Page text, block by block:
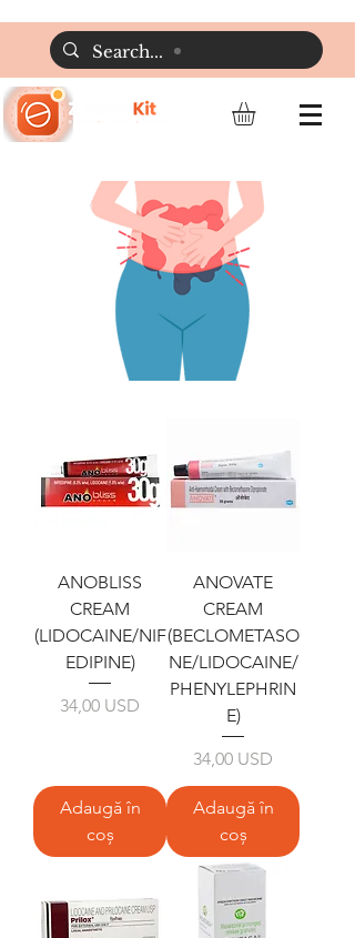
ANOBLISS
CREAM
(LIDOCAINE/NIF
EDIPINE)
Preț
34,00 USD
Adaugă în
coș
ANOVATE
CREAM
(BECLOMETASO
NE/LIDOCAINE/
PHENYLEPHRIN
E)
Preț
34,00 USD
Adaugă în
coș